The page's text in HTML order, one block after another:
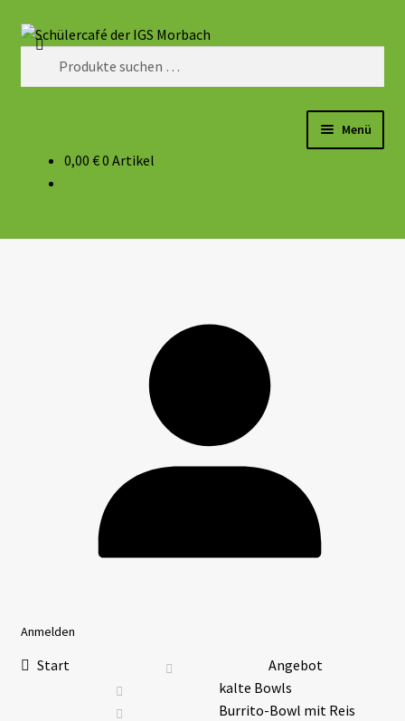
Suchen
Menü
Aktuelles
0,00 €0 Artikel
Anmelden
Start
Angebot
kalte Bowls
Burrito-Bowl mit Reis